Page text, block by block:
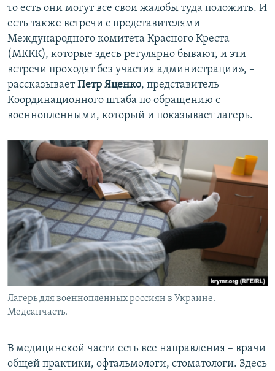
то есть они могут все свои жалобы туда положить. И
есть также встречи с представителями
Международного комитета Красного Креста
(МККК), которые здесь регулярно бывают, и эти
встречи проходят без участия администрации», –
рассказываетПетр Яценко, представитель
Координационного штаба по обращению с
военнопленными, который и показывает лагерь.
Лагерь для военнопленных россиян в Украине.
Медсанчасть.
В медицинской части есть все направления – врачи
общей практики, офтальмологи, стоматологи. Здесь